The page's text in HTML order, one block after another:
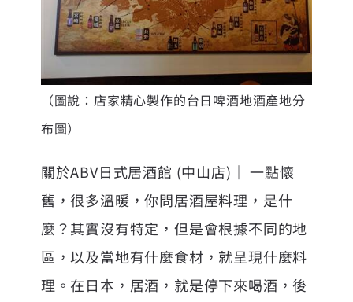
（圖說：店家精心製作的台日啤酒地酒產地分
布圖）
關於ABV日式居酒館 (中山店)｜ 一點懷
舊，很多溫暖，你問居酒屋料理，是什
麼？其實沒有特定，但是會根據不同的地
區，以及當地有什麼食材，就呈現什麼料
理。在日本，居酒，就是停下來喝酒，後